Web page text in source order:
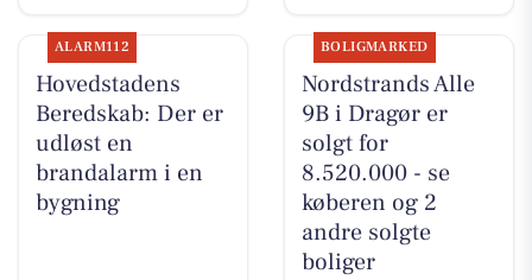
ALARM112
Hovedstadens
Beredskab: Der er
udløst en
brandalarm i en
bygning
BOLIGMARKED
Nordstrands Alle
9B i Dragør er
solgt for
8.520.000 - se
køberen og 2
andre solgte
boliger